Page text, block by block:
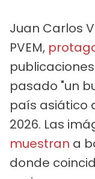
Juan Carlos
PVEM,
pasado "un
país asiático
2026. Las
muestran a
donde